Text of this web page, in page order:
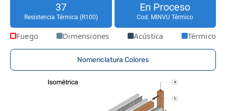
37
Resistencia Térmica (R100)
En Proceso
Cod. MINVU Térmico
Fuego Dimensiones Acústica Térmico
Nomenclatura Colores